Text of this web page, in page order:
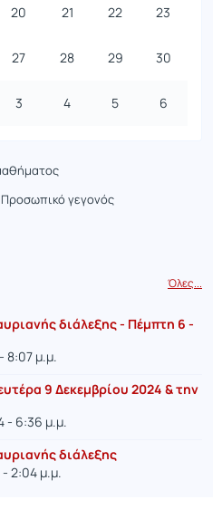
20 21 22 23
27 28 29 30
3 4 5 6
Προσωπικό γεγονός
Όλες...
διάλεξης - Πέμπτη 6 -
8:07 μ.μ.
9 Δεκεμβρίου 2024 & την
- 6:36 μ.μ.
διάλεξης
- 2:04 μ.μ.